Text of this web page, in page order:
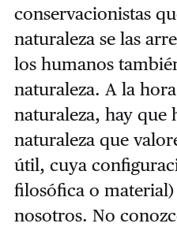
conservacionistas
naturaleza se las
los humanos
naturaleza. A la
naturaleza, hay que
naturaleza que
útil, cuya
filosófica o
nosotros. No